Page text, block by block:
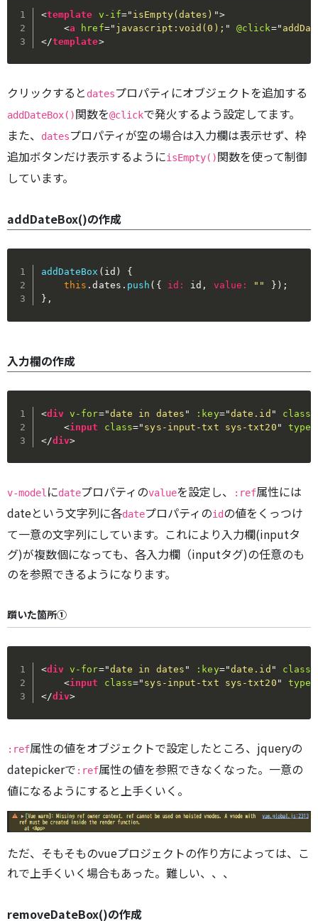
<template v-if=" isEmpty(dates) ">
<a href=" javascript:void(0); " @click="
</template>
クリックすると datesプロパティにオブジェクトを追加する
addDateBox()関数を@clickで発火するよう設定してます。
また、
datesプロパティが空の場合は入力欄は表示せず、枠
追加ボタンだけ表示するようにisEmpty()関数を使って制御
しています。
addDateBox()の作成
addDateBox ( id )
{
this .dates . push ( { id : id , value : "" } ) ;
} ,
入力欄の作成
<div v-for="date in dates " :key="date.id " class
<input class=" sys-input-txt sys-txt20 " type
</div>
v-modelにdateプロパティのvalueを設定し、 :ref属性には
dateという文字列に各dateプロパティのidの値をくっつけ
て一意の文字列にしています。これにより入力欄(inputタ
グ)が複数個になっても、各入力欄（inputタグ)の任意のも
のを参照できるようになります。
躓いた箇所①
<div v-for="date in dates " :key="date.id " class
<input class=" sys-input-txt sys-txt20 " type
</div>
:ref属性の値をオブジェクトで設定したところ、jqueryの
datepickerで :ref属性の値を参照できなくなった。一意の
値になるようにすると上手くいく。
ただ、そもそものvueプロジェクトの作り方によっては、こ
れで上手くいく場合もあった。難しい、、、
removeDateBox()の作成